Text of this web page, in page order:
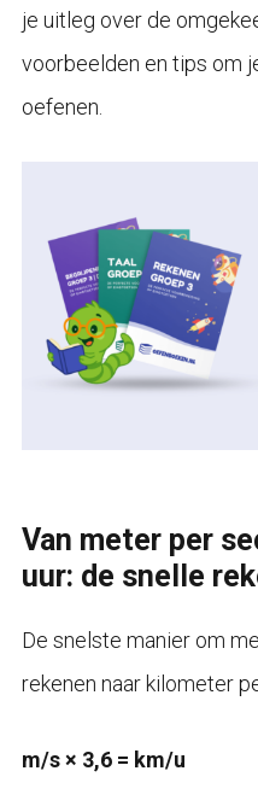
je uitleg over de
voorbeelden en tips om
oefenen.
Van meter per
uur: de snelle
De snelste manier om
rekenen naar kilometer
m/s × 3,6 = km/u